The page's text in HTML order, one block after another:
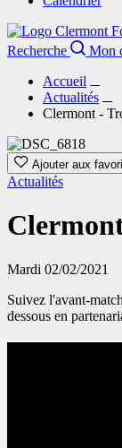
Recherche
Mon
Accueil
Actualités
Clermont -
Ajouter aux
Actualités
Mardi 02/02/2021
Suivez l'avant-
dessous en